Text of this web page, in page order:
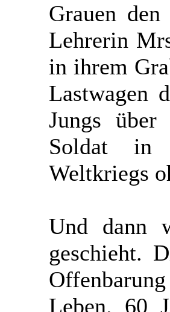
Grauen
Lehrerin
in ihrem
Lastwagen
Jungs
Soldat in
Weltkriegs
Und dann
geschieht.
Leben. 60